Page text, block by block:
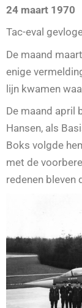
24 maart 1970
Tac-eval
De maand
enige
lijn kwamen
De maand april
Hansen, als
Boks volgde
met de
redenen bleven